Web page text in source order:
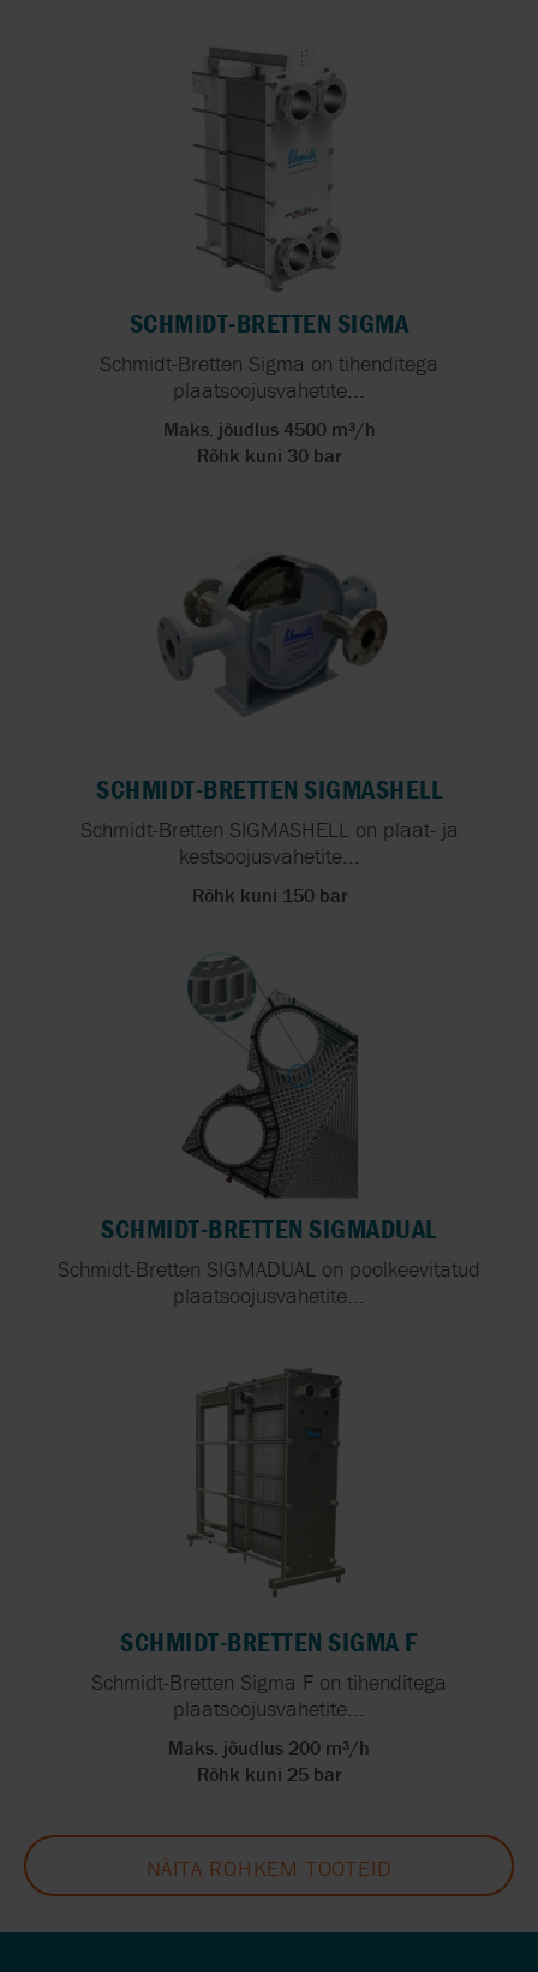
SCHMIDT-BRETTEN SIGMA
Schmidt-Bretten Sigma on tihenditega
plaatsoojusvahetite...
Maks. jõudlus 4500 m³/h
Rõhk kuni 30 bar
SCHMIDT-BRETTEN SIGMASHELL
Schmidt-Bretten SIGMASHELL on plaat- ja
kestsoojusvahetite...
Rõhk kuni 150 bar
SCHMIDT-BRETTEN SIGMADUAL
Schmidt-Bretten SIGMADUAL on poolkeevitatud
plaatsoojusvahetite...
SCHMIDT-BRETTEN SIGMA F
Schmidt-Bretten Sigma F on tihenditega
plaatsoojusvahetite...
Maks. jõudlus 200 m³/h
Rõhk kuni 25 bar
NÄITA ROHKEM TOOTEID